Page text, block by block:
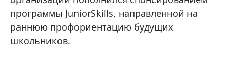
программы JuniorSkills, направленной на
раннюю профориентацию будущих
школьников.